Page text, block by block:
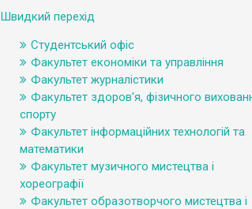
Швидкий перехід
Студентський офіс
Факультет економіки та управління
Факультет журналістики
Факультет здоров'я, фізичного
спорту
Факультет інформаційних технологій та
математики
Факультет музичного мистецтва і
хореографії
Факультет образотворчого мистецтва і